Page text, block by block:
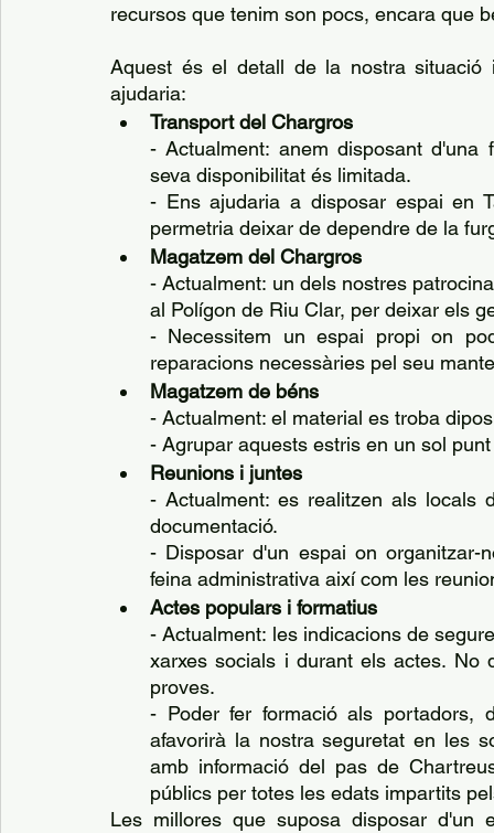
recursos que tenim son pocs, encara que
Aquest és el detall de la nostra
ajudaria:
Transport del Chargros
- Actualment: anem disposant d'una
seva disponibilitat és limitada.
- Ens ajudaria a disposar espai en
permetria deixar de dependre de la
Magatzem del Chargros
- Actualment: un dels nostres
al Polígon de Riu Clar, per deixar els
- Necessitem un espai propi on
reparacions necessàries pel seu
Magatzem de béns
- Actualment: el material es troba
- Agrupar aquests estris en un sol
Reunions i juntes
- Actualment: es realitzen als locals
documentació.
- Disposar d'un espai on organitzar-
feina administrativa així com les
Actes populars i formatius
- Actualment: les indicacions de
xarxes socials i durant els actes. No
proves.
- Poder fer formació als portadors,
afavorirà la nostra seguretat en les
amb informació del pas de
públics per totes les edats impartits
Les millores que suposa disposar